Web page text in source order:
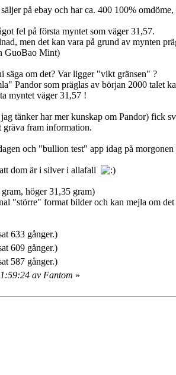
på ebay och har ca. 400 100%
fel på första myntet som väger 31,57.
men det kan vara på grund av mynten
GuoBao Mint)
säga om det? Var ligger "vikt gränsen" ?
Pandor som präglas av början 2000 talet
myntet väger 31,57 !
tänker har mer kunskap om Pandor) fick
gräva fram information.
och "bullion test" app idag på
dom är i silver i allafall
höger 31,35 gram)
"större" format bilder och kan mejla om det
633 gånger.)
609 gånger.)
587 gånger.)
av Fantom »